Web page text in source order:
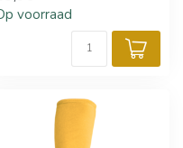
voorraad